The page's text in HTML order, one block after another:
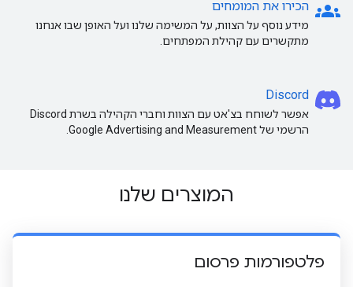
groups הכירו את המומחים
מידע נוסף על הצוות, על המשימה שלנו ועל האופן שבו אנחנו
מתקשרים עם קהילת המפתחים.
Discord
אפשר לשוחח בצ'אט עם הצוות וחברי הקהילה בשרת Discord
הרשמי של Google Advertising and Measurement.
המוצרים שלנו
פלטפורמות פרסום